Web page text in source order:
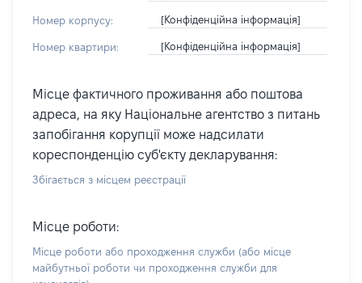
Номер корпусу: [Конфіденційна інформація]
Номер квартири: [Конфіденційна інформація]
Місце фактичного проживання або поштова
адреса, на яку Національне агентство з питань
запобігання корупції може надсилати
кореспонденцію суб'єкту декларування:
Збігається з місцем реєстрації
Місце роботи:
Місце роботи або проходження служби (або місце
майбутньої роботи чи проходження служби для